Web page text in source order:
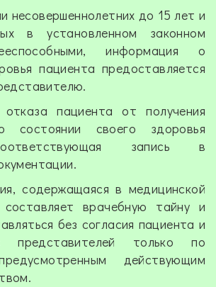
несовершеннолетних до 15 лет и
в установленном законном
информация о
пациента предоставляется
пациента от получения
состоянии своего здоровья
запись в
содержащаяся в медицинской
составляет врачебную тайну и
без согласия пациента и
представителей только по
действующим